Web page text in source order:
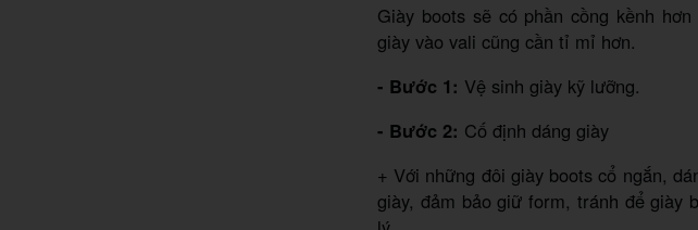
Giày boots sẽ có phần cồng kềnh
giày vào vali cũng cần tỉ mỉ hơn.
- Bước 1: Vệ sinh giày kỹ lưỡng.
- Bước 2: Cố định dáng giày
+ Với những đôi giày boots cổ ngắn,
giày, đảm bảo giữ form, tránh để giày